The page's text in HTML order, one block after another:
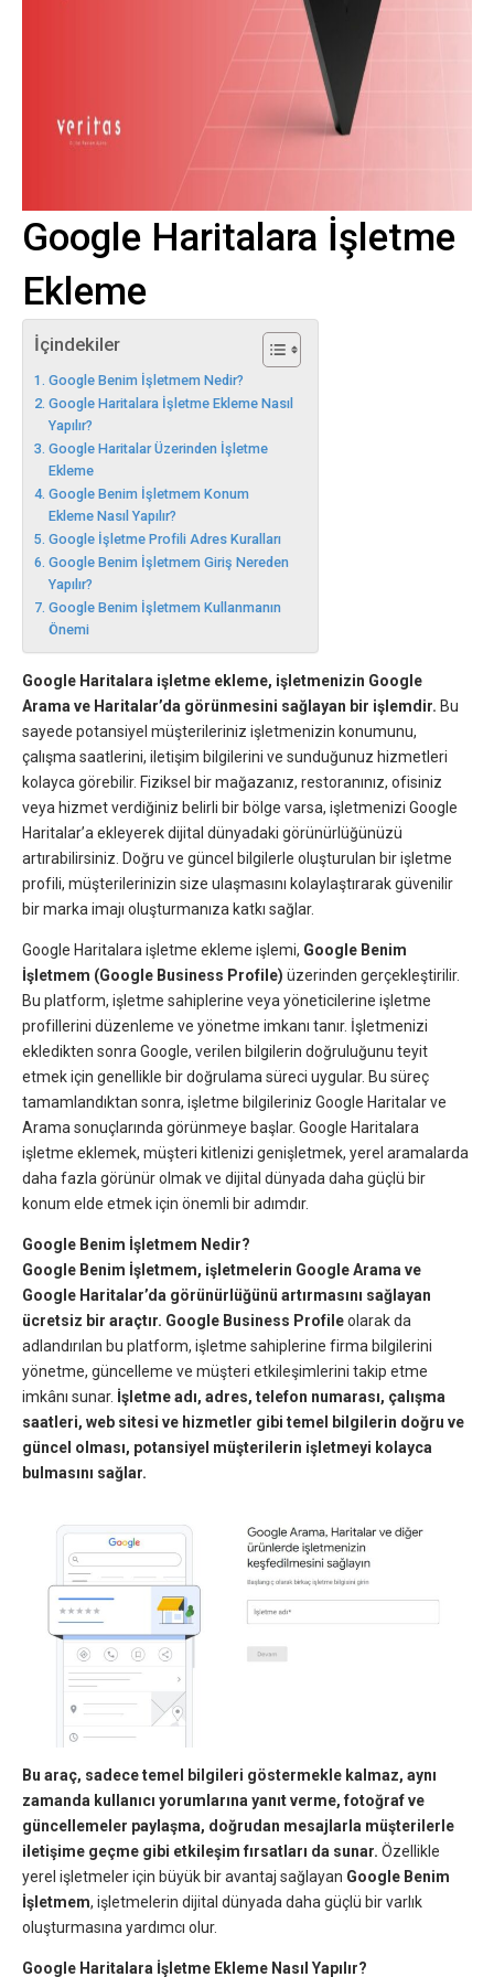
Google Haritalara İşletme
Ekleme
İçindekiler
Google Benim İşletmem Nedir?
Google Haritalara İşletme Ekleme Nasıl
Yapılır?
Google Haritalar Üzerinden İşletme
Ekleme
Google Benim İşletmem Konum
Ekleme Nasıl Yapılır?
Google İşletme Profili Adres Kuralları
Google Benim İşletmem Giriş Nereden
Yapılır?
Google Benim İşletmem Kullanmanın
Önemi
Google Haritalara işletme ekleme, işletmenizin Google
Arama ve Haritalar’da görünmesini sağlayan bir işlemdir. Bu
sayede potansiyel müşterileriniz işletmenizin konumunu,
çalışma saatlerini, iletişim bilgilerini ve sunduğunuz hizmetleri
kolayca görebilir. Fiziksel bir mağazanız, restoranınız, ofisiniz
veya hizmet verdiğiniz belirli bir bölge varsa, işletmenizi Google
Haritalar’a ekleyerek dijital dünyadaki görünürlüğünüzü
artırabilirsiniz. Doğru ve güncel bilgilerle oluşturulan bir işletme
profili, müşterilerinizin size ulaşmasını kolaylaştırarak güvenilir
bir marka imajı oluşturmanıza katkı sağlar.
Google Haritalara işletme ekleme işlemi, Google Benim
İşletmem (Google Business Profile) üzerinden gerçekleştirilir.
Bu platform, işletme sahiplerine veya yöneticilerine işletme
profillerini düzenleme ve yönetme imkanı tanır. İşletmenizi
ekledikten sonra Google, verilen bilgilerin doğruluğunu teyit
etmek için genellikle bir doğrulama süreci uygular. Bu süreç
tamamlandıktan sonra, işletme bilgileriniz Google Haritalar ve
Arama sonuçlarında görünmeye başlar. Google Haritalara
işletme eklemek, müşteri kitlenizi genişletmek, yerel aramalarda
daha fazla görünür olmak ve dijital dünyada daha güçlü bir
konum elde etmek için önemli bir adımdır.
Google Benim İşletmem Nedir?
Google Benim İşletmem, işletmelerin Google Arama ve
Google Haritalar’da görünürlüğünü artırmasını sağlayan
ücretsiz bir araçtır. Google Business Profileolarak da
adlandırılan bu platform, işletme sahiplerine firma bilgilerini
yönetme, güncelleme ve müşteri etkileşimlerini takip etme
imkânı sunar. İşletme adı, adres, telefon numarası, çalışma
saatleri, web sitesi ve hizmetler gibi temel bilgilerin doğru ve
güncel olması, potansiyel müşterilerin işletmeyi kolayca
bulmasını sağlar.
Bu araç, sadece temel bilgileri göstermekle kalmaz, aynı
zamanda kullanıcı yorumlarına yanıt verme, fotoğraf ve
güncellemeler paylaşma, doğrudan mesajlarla müşterilerle
iletişime geçme gibi etkileşim fırsatları da sunar. Özellikle
yerel işletmeler için büyük bir avantaj sağlayan Google Benim
İşletmem, işletmelerin dijital dünyada daha güçlü bir varlık
oluşturmasına yardımcı olur.
Google Haritalara İşletme Ekleme Nasıl Yapılır?